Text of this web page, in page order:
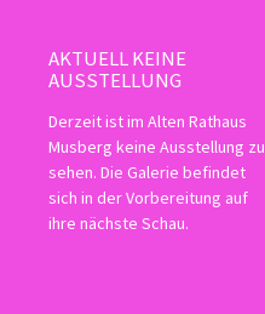
AKTUELL KEINE
AUSSTELLUNG
Derzeit ist im Alten Rathaus
Musberg keine Ausstellung zu
sehen. Die Galerie befindet
sich in der Vorbereitung auf
ihre nächste Schau.